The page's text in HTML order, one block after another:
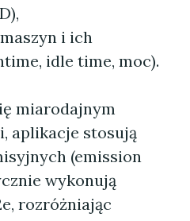
i ich
idle time, moc).
miarodajnym
aplikacje stosują
(emission
wykonują
rozróżniając